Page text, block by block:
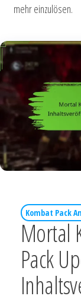
mehr einzulösen.
Kombat Pack
Mortal
Pack